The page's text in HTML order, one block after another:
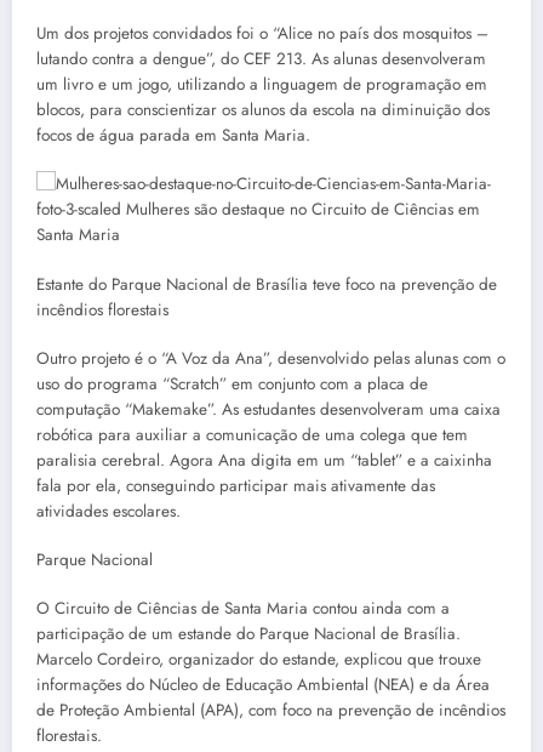
Um dos projetos convidados foi o “Alice no país dos mosquitos –
lutando contra a dengue”, do CEF 213. As alunas desenvolveram
um livro e um jogo, utilizando a linguagem de programação em
blocos, para conscientizar os alunos da escola na diminuição dos
focos de água parada em Santa Maria.
Estante do Parque Nacional de Brasília teve foco na prevenção de
incêndios florestais
Outro projeto é o “A Voz da Ana”, desenvolvido pelas alunas com o
uso do programa “Scratch” em conjunto com a placa de
computação “Makemake”. As estudantes desenvolveram uma caixa
robótica para auxiliar a comunicação de uma colega que tem
paralisia cerebral. Agora Ana digita em um “tablet” e a caixinha
fala por ela, conseguindo participar mais ativamente das
atividades escolares.
Parque Nacional
O Circuito de Ciências de Santa Maria contou ainda com a
participação de um estande do Parque Nacional de Brasília.
Marcelo Cordeiro, organizador do estande, explicou que trouxe
informações do Núcleo de Educação Ambiental (NEA) e da Área
de Proteção Ambiental (APA), com foco na prevenção de incêndios
florestais.